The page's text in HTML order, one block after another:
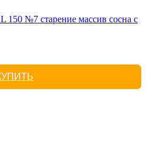
№7 старение массив сосна с